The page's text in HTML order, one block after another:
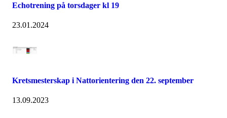
Echotrening på torsdager kl 19
23.01.2024
Kretsmesterskap i Nattorientering den 22. september
13.09.2023